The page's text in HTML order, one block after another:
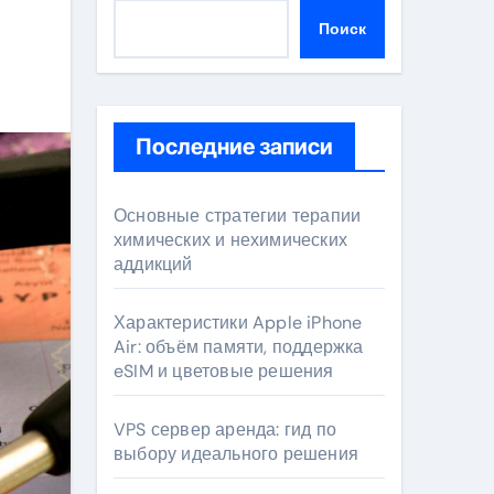
Поиск
Последние записи
Основные стратегии терапии
химических и нехимических
аддикций
Характеристики Apple iPhone
Air: объём памяти, поддержка
eSIM и цветовые решения
VPS сервер аренда: гид по
выбору идеального решения